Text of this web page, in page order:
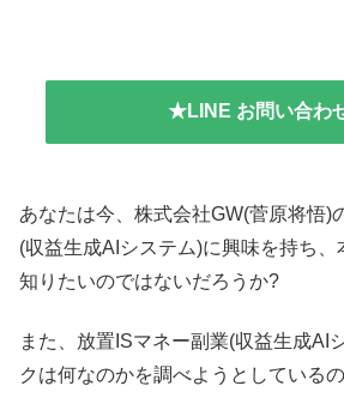
★LINE お問い合わ
あなたは今、株式会社GW(菅原将悟)
(収益生成AIシステム)に興味を持ち、
知りたいのではないだろうか?
また、放置ISマネー副業(収益生成AI
クは何なのかを調べようとしている